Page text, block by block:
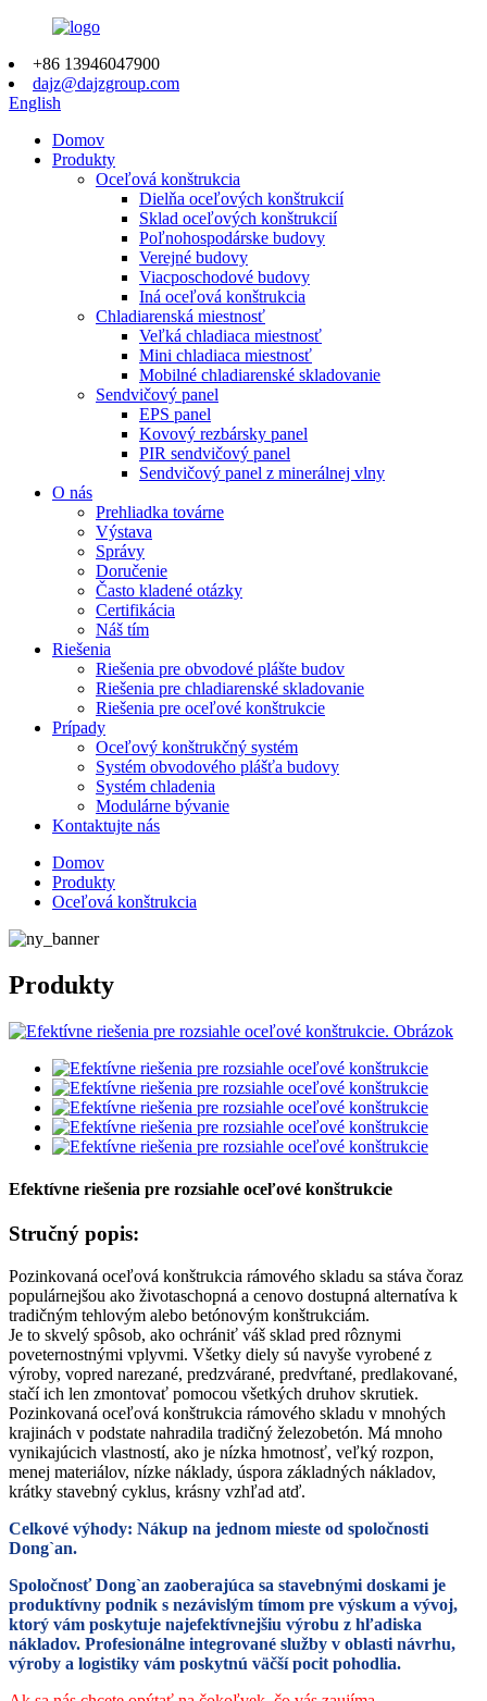
+86 13946047900
dajz@dajzgroup.com
English
Domov
Produkty
Oceľová konštrukcia
Dielňa oceľových konštrukcií
Sklad oceľových konštrukcií
Poľnohospodárske budovy
Verejné budovy
Viacposchodové budovy
Iná oceľová konštrukcia
Chladiarenská miestnosť
Veľká chladiaca miestnosť
Mini chladiaca miestnosť
Mobilné chladiarenské skladovanie
Sendvičový panel
EPS panel
Kovový rezbársky panel
PIR sendvičový panel
Sendvičový panel z minerálnej vlny
O nás
Prehliadka továrne
Výstava
Správy
Doručenie
Často kladené otázky
Certifikácia
Náš tím
Riešenia
Riešenia pre obvodové plášte budov
Riešenia pre chladiarenské skladovanie
Riešenia pre oceľové konštrukcie
Prípady
Oceľový konštrukčný systém
Systém obvodového plášťa budovy
Systém chladenia
Modulárne bývanie
Kontaktujte nás
Domov
Produkty
Oceľová konštrukcia
Produkty
Efektívne riešenia pre rozsiahle oceľové konštrukcie
Stručný popis:
Pozinkovaná oceľová konštrukcia rámového skladu sa stáva čoraz
populárnejšou ako životaschopná a cenovo dostupná alternatíva k
tradičným tehlovým alebo betónovým konštrukciám.
Je to skvelý spôsob, ako ochrániť váš sklad pred rôznymi
poveternostnými vplyvmi. Všetky diely sú navyše vyrobené z
výroby, vopred narezané, predzvárané, predvŕtané, predlakované,
stačí ich len zmontovať pomocou všetkých druhov skrutiek.
Pozinkovaná oceľová konštrukcia rámového skladu v mnohých
krajinách v podstate nahradila tradičný železobetón. Má mnoho
vynikajúcich vlastností, ako je nízka hmotnosť, veľký rozpon,
menej materiálov, nízke náklady, úspora základných nákladov,
krátky stavebný cyklus, krásny vzhľad atď.
Celkové výhody: Nákup na jednom mieste od spoločnosti
Dong`an.
Spoločnosť Dong`an zaoberajúca sa stavebnými doskami je
produktívny podnik s nezávislým tímom pre výskum a vývoj,
ktorý vám poskytuje najefektívnejšiu výrobu z hľadiska
nákladov. Profesionálne integrované služby v oblasti návrhu,
výroby a logistiky vám poskytnú väčší pocit pohodlia.